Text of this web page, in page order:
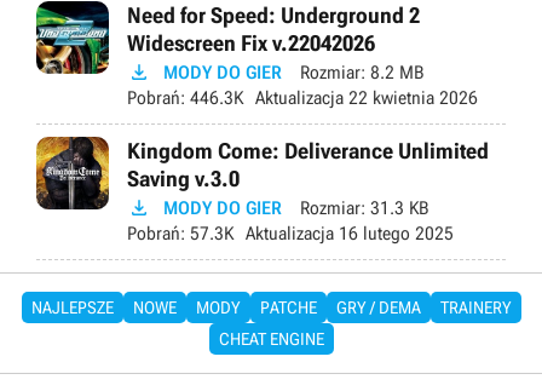
Need for Speed: Underground 2
Widescreen Fix v.22042026
 MODY DO GIER Rozmiar: 8.2 MB
Pobrań: 446.3K Aktualizacja 22 kwietnia 2026
Kingdom Come: Deliverance Unlimited
Saving v.3.0
 MODY DO GIER Rozmiar: 31.3 KB
Pobrań: 57.3K Aktualizacja 16 lutego 2025
NAJLEPSZE NOWE MODY PATCHE GRY / DEMA
TRAINERY
CHEAT ENGINE